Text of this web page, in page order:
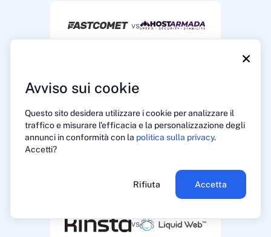
×
Avviso sui cookie
Questo sito desidera utilizzare i cookie per analizzare il
traffico e misurare l'efficacia e la personalizzazione degli
annunci in conformità con la politica sulla privacy.
Accetti?
Rifiuta Accetta
vs
vs
vs